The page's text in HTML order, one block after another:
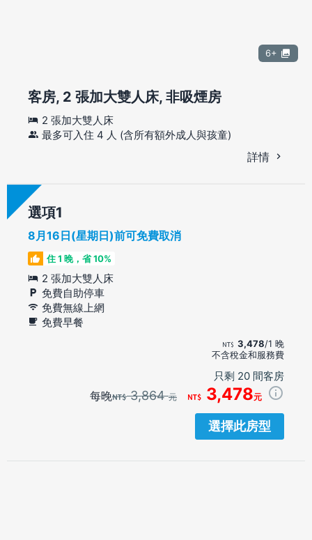
6+
客房, 2 張加大雙人床, 非吸煙房
2 張加大雙人床
最多可入住 4 人 (含所有額外成人與孩童)
詳情
選項
8月16日(星期日)前可免費取消
住 1 晚，省 10%
2 張加大雙人床
免費自助停車
免費無線上網
免費早餐
3,478/1 晚
不含稅金和服務費
只剩 20 間客房
每晚 3,864元 3,478元
選擇此房型